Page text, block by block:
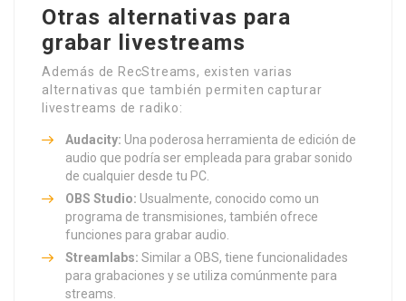
Otras alternativas para
grabar livestreams
Además de RecStreams, existen varias
alternativas que también permiten capturar
livestreams de radiko:
Audacity: Una poderosa herramienta de edición de
audio que podría ser empleada para grabar sonido
de cualquier desde tu PC.
OBS Studio: Usualmente, conocido como un
programa de transmisiones, también ofrece
funciones para grabar audio.
Streamlabs: Similar a OBS, tiene funcionalidades
para grabaciones y se utiliza comúnmente para
streams.